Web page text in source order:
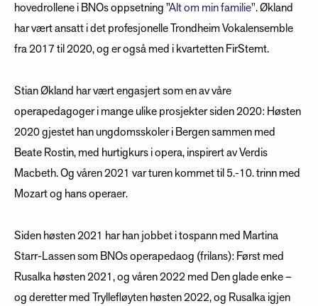
hovedrollene i BNOs oppsetning "Alt om min familie". Økland
har vært ansatt i det profesjonelle Trondheim Vokalensemble
fra 2017 til 2020, og er også med i kvartetten FirStemt.
Stian Økland har vært engasjert som en av våre
operapedagoger i mange ulike prosjekter siden 2020: Høsten
2020 gjestet han ungdomsskoler i Bergen sammen med
Beate Rostin, med hurtigkurs i opera, inspirert av Verdis
Macbeth. Og våren 2021 var turen kommet til 5.-10. trinn med
Mozart og hans operaer.
Siden høsten 2021 har han jobbet i tospann med Martina
Starr-Lassen som BNOs operapedaog (frilans): Først med
Rusalka høsten 2021, og våren 2022 med Den glade enke –
og deretter med Tryllefløyten høsten 2022, og Rusalka igjen